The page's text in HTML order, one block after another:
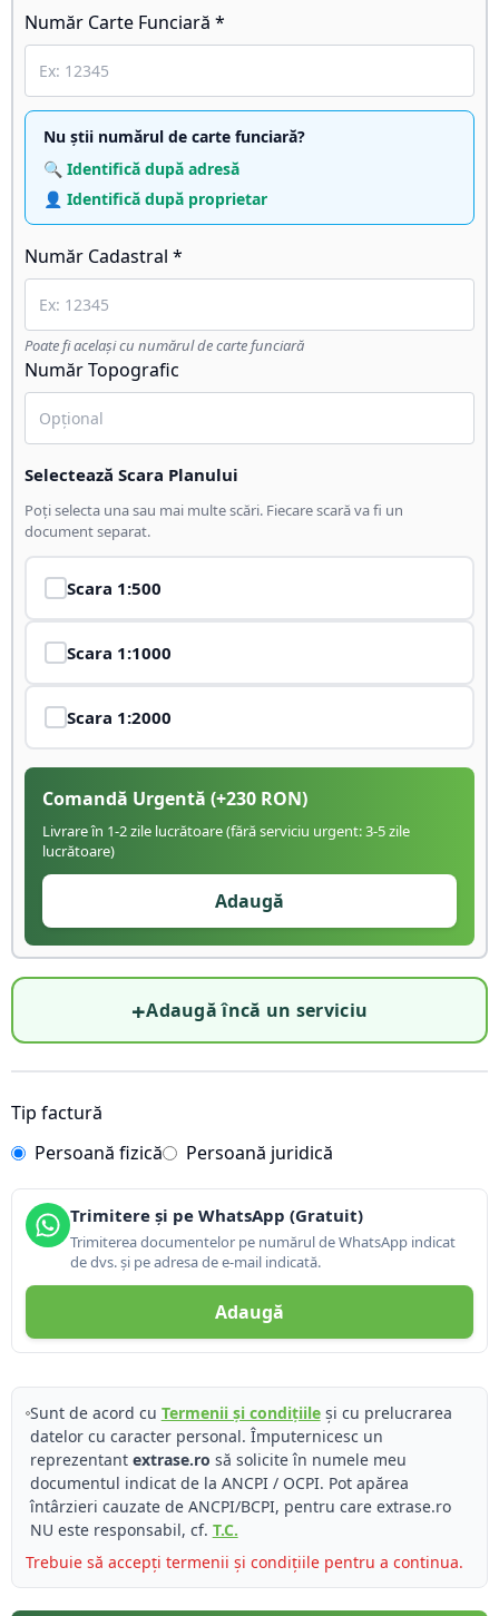
Număr Carte Funciară *
Nu știi numărul de carte funciară?
🔍 Identifică după adresă
👤 Identifică după proprietar
Număr Cadastral *
Poate fi același cu numărul de carte funciară
Număr Topografic
Selectează Scara Planului
Poți selecta una sau mai multe scări. Fiecare scară va fi un
document separat.
Scara 1:500
Scara 1:1000
Scara 1:2000
Comandă Urgentă (+230 RON)
Livrare în 1-2 zile lucrătoare (fără serviciu urgent: 3-5 zile
lucrătoare)
Adaugă
+Adaugă încă un serviciu
Tip factură
Persoană fizică
Persoană juridică
Trimitere și pe WhatsApp (Gratuit)
Trimiterea documentelor pe numărul de WhatsApp indicat
de dvs. și pe adresa de e-mail indicată.
Adaugă
Sunt de acord cu Termenii și condițiileși cu prelucrarea
datelor cu caracter personal. Împuternicesc un
reprezentant extrase.ro să solicite în numele meu
documentul indicat de la ANCPI / OCPI. Pot apărea
întârzieri cauzate de ANCPI/BCPI, pentru care extrase.ro
NU este responsabil, cf. T.C.
Trebuie să accepți termenii și condițiile pentru a continua.